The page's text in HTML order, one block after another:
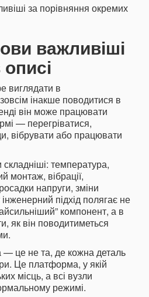
за порівняння окремих
важливіші
виглядати в
інакше поводитися в
він може працювати
— перегріватися,
вібрувати або працювати
температура,
монтаж, вібрації,
напруги, зміни
підхід полягає не
компонент, а в
як він поводитиметься
це не та, де кожна деталь
Це платформа, у якій
місць, а всі вузли
режимі.